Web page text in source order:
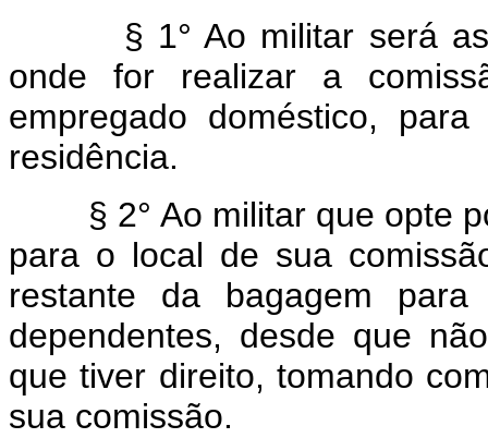
§ 1° Ao militar será
onde for realizar a
empregado doméstico,
residência.
§ 2° Ao militar que opte
para o local de sua
restante da bagagem
dependentes, desde que
que tiver direito, tomando
sua comissão.